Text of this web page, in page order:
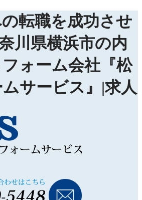
転職を成功させ
川県横浜市の内
ォーム会社『松
サービス』|求人